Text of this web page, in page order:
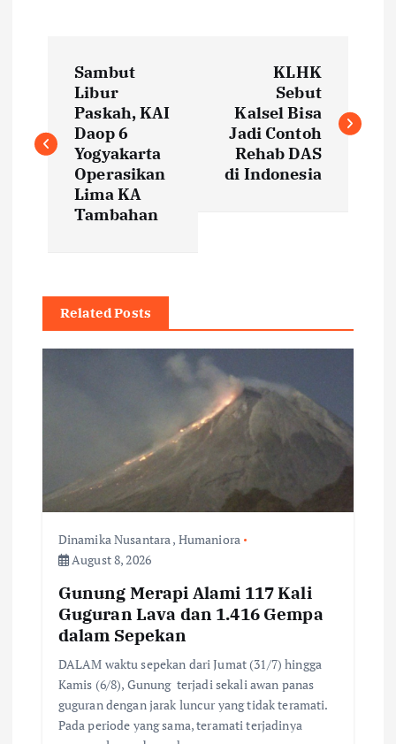
s
Sambut
Libur
Paskah, KAI
Daop 6
Yogyakarta
Operasikan
Lima KA
Tambahan
KLHK
Sebut
Kalsel Bisa
Jadi Contoh
Rehab DAS
di Indonesia
Related Posts
Dinamika Nusantara, Humaniora
August 8, 2026
Gunung Merapi Alami 117 Kali
Guguran Lava dan 1.416 Gempa
dalam Sepekan
DALAM waktu sepekan dari Jumat (31/7) hingga
Kamis (6/8), Gunung terjadi sekali awan panas
guguran dengan jarak luncur yang tidak teramati.
Pada periode yang sama, teramati terjadinya